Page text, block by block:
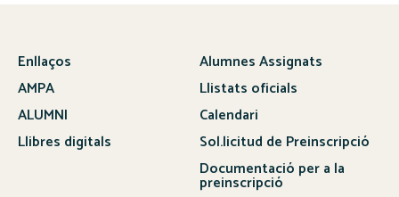
Enllaços
AMPA
ALUMNI
Llibres digitals
Alumnes Assignats
Llistats oficials
Calendari
Sol.licitud de Preinscripció
Documentació per a la
preinscripció